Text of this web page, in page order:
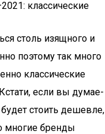
классические
столь изящ­но­го и
поэто­му так мно­го
клас­си­че­ские
если вы дума­е­
сто­ить дешев­ле,
мно­гие брен­ды